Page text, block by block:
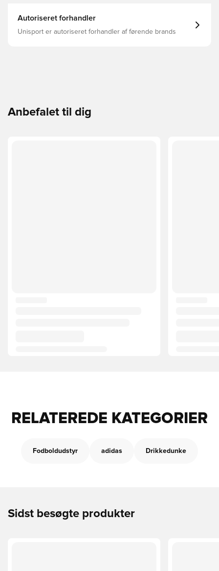
Autoriseret forhandler
Unisport er autoriseret forhandler af førende brands
Anbefalet til dig
RELATEREDE KATEGORIER
Fodboldudstyr adidas Drikkedunke
Sidst besøgte produkter